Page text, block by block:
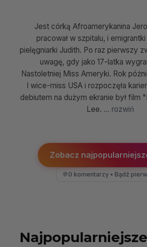
Jest córką Afroamerykanina
pracował w szpitalu, i
pielęgniarki Judith. Po raz pierwszy
uwagę, gdy jako 17-latka
Nastoletniej Miss Ameryki. Rok
I wice-miss USA i rozpoczęła
debiutem na dużym ekranie był film
Lee. ... rozwiń
Zobacz
💬 0 komentarzy • Bądź